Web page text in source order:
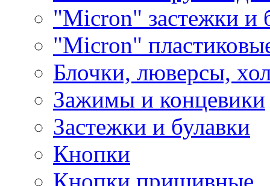
"Micron" застежки и
"Micron"
Блочки, люверсы,
Зажимы и концевики
Застежки и булавки
Кнопки
Кнопки пришивные